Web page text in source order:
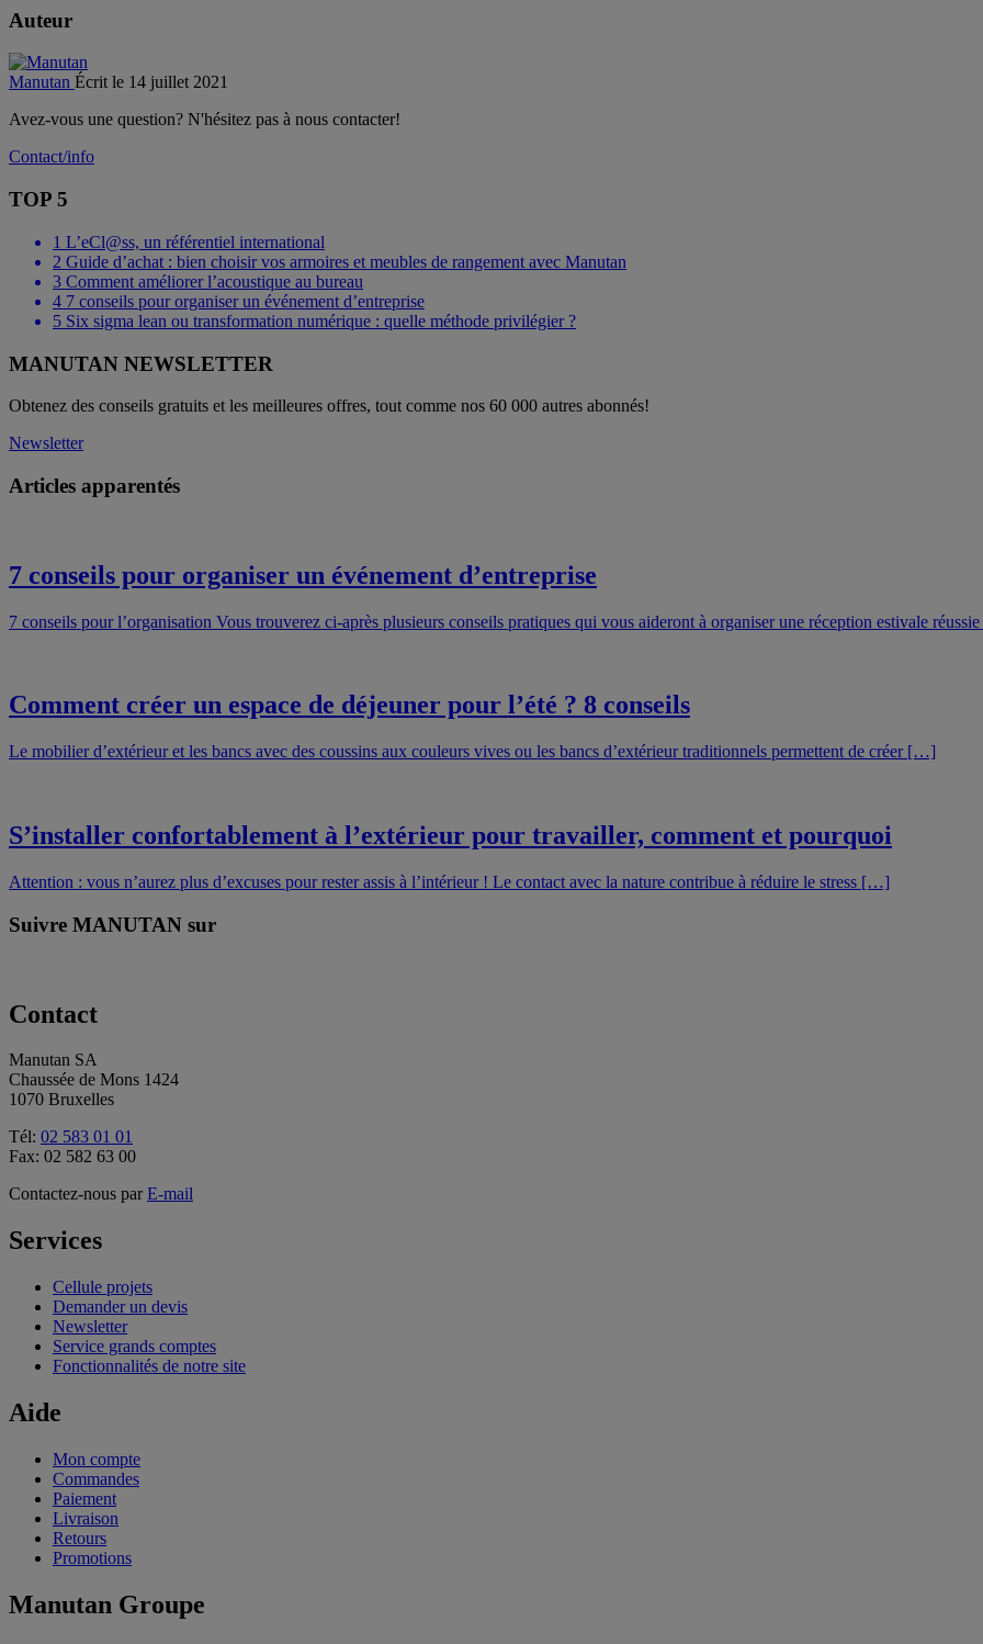
Auteur
Manutan Écrit le 14 juillet 2021
Avez-vous une question? N'hésitez pas à nous contacter!
Contact/info
TOP 5
1 L’eCl@ss, un référentiel international
2 Guide d’achat : bien choisir vos armoires et meubles de rangement avec Manutan
3 Comment améliorer l’acoustique au bureau
4 7 conseils pour organiser un événement d’entreprise
5 Six sigma lean ou transformation numérique : quelle méthode privilégier ?
MANUTAN NEWSLETTER
Obtenez des conseils gratuits et les meilleures offres, tout comme nos 60 000 autres abonnés!
Newsletter
Articles apparentés
7 conseils pour organiser un événement d’entreprise
7 conseils pour l’organisation Vous trouverez ci-après plusieurs conseils pratiques qui vous aideront à organiser une réception estivale
Comment créer un espace de déjeuner pour l’été ? 8 conseils
Le mobilier d’extérieur et les bancs avec des coussins aux couleurs vives ou les bancs d’extérieur traditionnels permettent de créer […]
S’installer confortablement à l’extérieur pour travailler, comment et pourquoi
Attention : vous n’aurez plus d’excuses pour rester assis à l’intérieur ! Le contact avec la nature contribue à réduire le stress […]
Suivre MANUTAN sur
Contact
Manutan SA
Chaussée de Mons 1424
1070 Bruxelles
Tél: 02 583 01 01
Fax: 02 582 63 00
Contactez-nous parE-mail
Services
Cellule projets
Demander un devis
Newsletter
Service grands comptes
Fonctionnalités de notre site
Aide
Mon compte
Commandes
Paiement
Livraison
Retours
Promotions
Manutan Groupe